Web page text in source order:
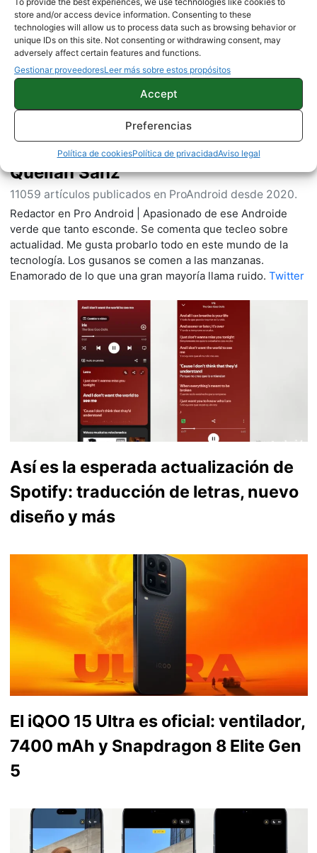
store and/or access device information. Consenting to these
technologies will allow us to process data such as browsing behavior or
unique IDs on this site. Not consenting or withdrawing consent, may
adversely affect certain features and functions.
Gestionar proveedoresLeer más sobre estos propósitos
Accept
Preferencias
Política de cookiesPolítica de privacidadAviso legal
Sobre este autor
Quelian Sanz
11059 artículos publicados en ProAndroid desde 2020.
Redactor en Pro Android | Apasionado de ese Androide
verde que tanto esconde. Se comenta que tecleo sobre
actualidad. Me gusta probarlo todo en este mundo de la
tecnología. Los gusanos se comen a las manzanas.
Enamorado de lo que una gran mayoría llama ruido. Twitter
Así es la esperada actualización de
Spotify: traducción de letras, nuevo
diseño y más
El iQOO 15 Ultra es oficial: ventilador,
7400 mAh y Snapdragon 8 Elite Gen
5